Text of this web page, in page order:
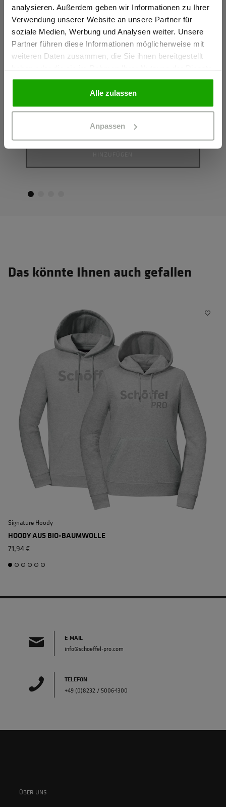
analysieren. Außerdem geben wir Informationen zu Ihrer
Verwendung unserer Website an unsere Partner für
soziale Medien, Werbung und Analysen weiter. Unsere
Partner führen diese Informationen möglicherweise mit
weiteren Daten zusammen, die Sie ihnen bereitgestellt
gesammelt haben.
Alle zulassen
Anpassen
Lieblings Hoody Unisex
Das könnte Ihnen auch gefallen
Signature Hoody
HOODY AUS BIO-BAUMWOLLE
71,94 €
E-MAIL
info@schoeffel-pro.com
TELEFON
+49 (0)8232 / 5006-1300
ÜBER UNS
Ich bestätige, dass ich Gewerbetreibender bin. Alle
Preise werden netto ausgewiesen.